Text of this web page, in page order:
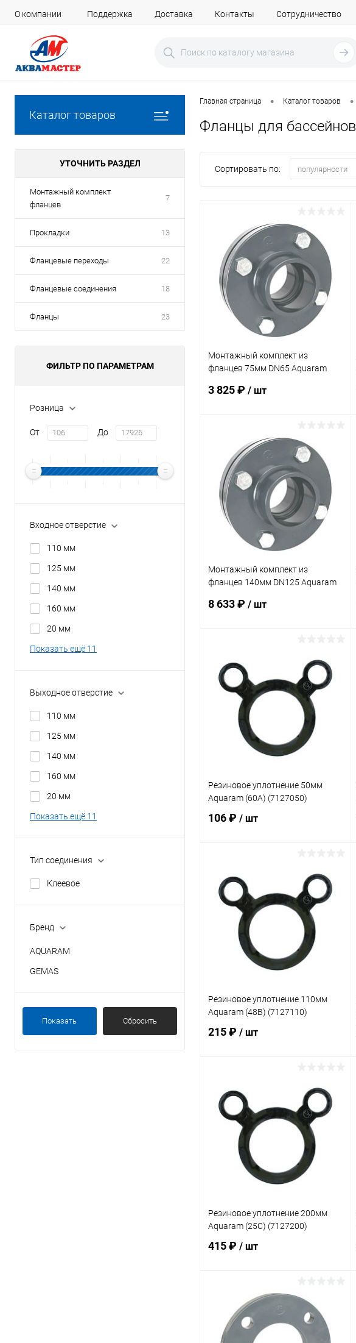
О компании Поддержка Доставка Контакты Сотрудничество
Каталог товаров
УТОЧНИТЬ РАЗДЕЛ
Монтажный комплект
фланцев
7
Прокладки 13
Фланцевые переходы 22
Фланцевые соединения 18
Фланцы 23
ФИЛЬТР ПО ПАРАМЕТРАМ
Розница
От До
Входное отверстие
110 мм
125 мм
140 мм
160 мм
20 мм
Показать ещё 11
Выходное отверстие
110 мм
125 мм
140 мм
160 мм
20 мм
Показать ещё 11
Тип соединения
Клеевое
Бренд
AQUARAM
GEMAS
Показать Сбросить
Главная страница • Каталог товаров •
Фланцы для бассейнов
Сортировать по: популярности
Монтажный комплект из
фланцев 75мм DN65 Aquaram
3 825 ₽ / шт
В корзину
В избранное
К сравнению Под заказ
Монтажный комплект из
фланцев 140мм DN125 Aquaram
8 633 ₽ / шт
В избранное
К сравнению Под заказ
Резиновое уплотнение 50мм
Aquaram (60A) (7127050)
106 ₽ / шт
В избранное
К сравнению В наличии
Резиновое уплотнение 110мм
Aquaram (48B) (7127110)
215 ₽ / шт
В избранное
К сравнению В наличии
Резиновое уплотнение 200мм
Aquaram (25C) (7127200)
415 ₽ / шт
В корзину
В избранное